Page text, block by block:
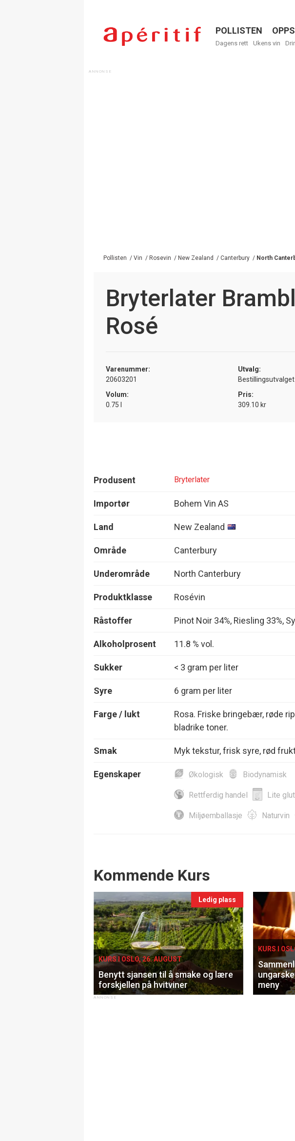
Menu
POLLISTEN
Dagens rett Ukens vin
Pollisten / Vin / Rosevin / New Zealand / Canterbury / North
Bryterlater
Rosé
Varenummer:
20603201
Utvalg:
Bestillingsutvalget
Volum:
0.75 l
Pris:
309.10 kr
Produsent Bryterlater
Importør Bohem Vin AS
Land New Zealand
Område Canterbury
Underområde North Canterbury
Produktklasse Rosévin
Råstoffer Pinot Noir 34%, Riesling 33%,
Alkoholprosent 11.8 % vol.
Sukker < 3 gram per liter
Syre 6 gram per liter
Farge / lukt
Rosa. Friske bringebær, røde
bladrike toner.
Smak Myk tekstur, frisk syre, rød
Egenskaper Økologisk Biodynamisk
Rettferdig handel Lite
Miljøemballasje Naturvin
Events
Kommende Kurs
Ledig plass
KURS I OSLO, 26. AUGUST
Benytt sjansen til å smake og lære
forskjellen på hvitviner
KURS I
meny